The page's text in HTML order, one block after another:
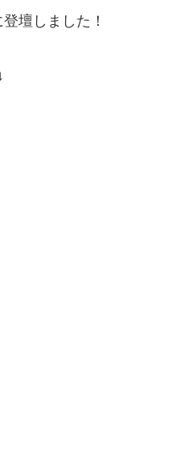
壇しました！